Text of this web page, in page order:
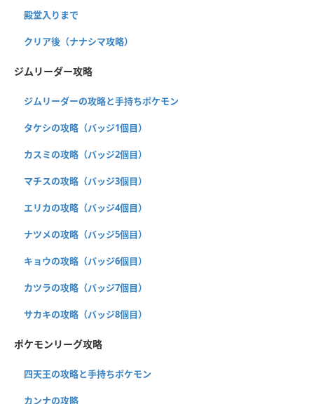
殿堂入りまで
クリア後（ナナシマ攻略）
ジムリーダー攻略
ジムリーダーの攻略と手持ちポケモン
タケシの攻略（バッジ1個目）
カスミの攻略（バッジ2個目）
マチスの攻略（バッジ3個目）
エリカの攻略（バッジ4個目）
ナツメの攻略（バッジ5個目）
キョウの攻略（バッジ6個目）
カツラの攻略（バッジ7個目）
サカキの攻略（バッジ8個目）
ポケモンリーグ攻略
四天王の攻略と手持ちポケモン
カンナの攻略